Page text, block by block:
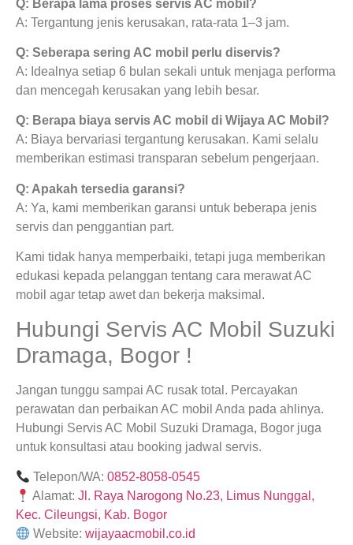
Q: Berapa lama proses servis AC mobil?
A: Tergantung jenis kerusakan, rata-rata 1–3 jam.
Q: Seberapa sering AC mobil perlu diservis?
A: Idealnya setiap 6 bulan sekali untuk menjaga performa
dan mencegah kerusakan yang lebih besar.
Q: Berapa biaya servis AC mobil di Wijaya AC Mobil?
A: Biaya bervariasi tergantung kerusakan. Kami selalu
memberikan estimasi transparan sebelum pengerjaan.
Q: Apakah tersedia garansi?
A: Ya, kami memberikan garansi untuk beberapa jenis
servis dan penggantian part.
Kami tidak hanya memperbaiki, tetapi juga memberikan
edukasi kepada pelanggan tentang cara merawat AC
mobil agar tetap awet dan bekerja maksimal.
Hubungi Servis AC Mobil Suzuki
Dramaga, Bogor !
Jangan tunggu sampai AC rusak total. Percayakan
perawatan dan perbaikan AC mobil Anda pada ahlinya.
Hubungi Servis AC Mobil Suzuki Dramaga, Bogor juga
untuk konsultasi atau booking jadwal servis.
Telepon/WA:0852-8058-0545
Alamat:Jl. Raya Narogong No.23, Limus Nunggal,
Kec. Cileungsi, Kab. Bogor
Website:wijayaacmobil.co.id